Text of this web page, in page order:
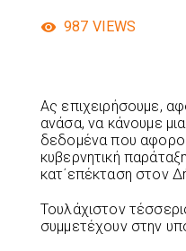
987 VIEWS
Ας επιχειρήσουμε,
ανάσα, να κάνουμε
δεδομένα που
κυβερνητική
κατ΄επέκταση στον
Τουλάχιστον
συμμετέχουν στην